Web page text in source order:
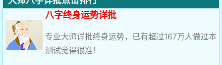
八字终身运势详批
专业大师详批终身运势，已有超过167万人做过本
测试觉得很准！